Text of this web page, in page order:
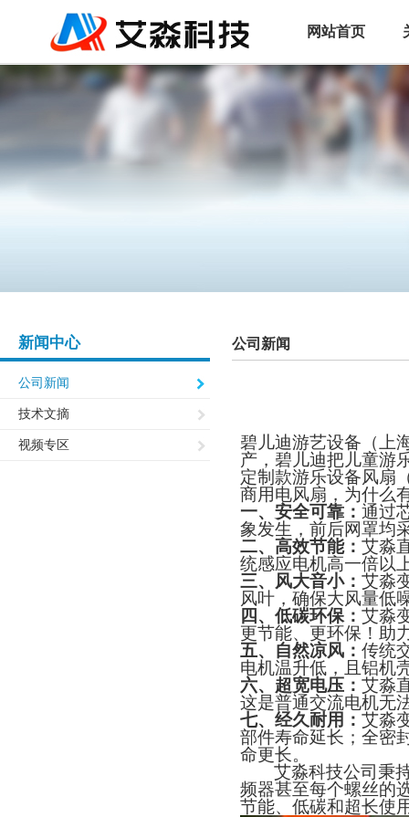
网站首页
新闻中心
公司新闻
技术文摘
视频专区
公司新闻
碧儿迪游艺设备（上
产，碧儿迪把儿童游
定制款游乐设备风扇
商用电风扇，为什么
一、 安全可靠： 通过
象发生，前后网罩均
二、 高效节能： 艾淼
统感应电机高一倍以
三、 风大音小： 艾淼
风叶，确保大风量低
四、 低碳环保： 艾淼
更节能、 更环保！ 助
五、 自然凉风： 传统
电机温升低，且 铝机
六、 超宽电压： 艾淼
这是普通交流电机无
七、 经久耐用： 艾淼
部件寿命延长；全密
命更长。
艾淼科技公司秉
频器甚至每个螺丝的
节能、 低碳和超长使